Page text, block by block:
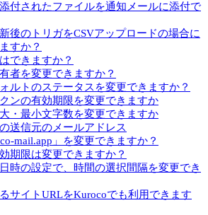
付されたファイルを通知メールに添付で
後のトリガをCSVアップロードの場合に
すか？
できますか？
者を変更できますか？
ルトのステータスを変更できますか？
ンの有効期限を変更できますか
・最小文字数を変更できますか
送信元のメールアドレス
mail.app」を変更できますか？
期限は変更できますか？
時の設定で、時間の選択間隔を変更でき
サイトURLをKurocoでも利用できます